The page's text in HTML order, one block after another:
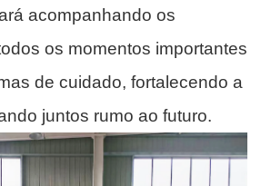
acompanhando os
os momentos importantes
de cuidado, fortalecendo a
juntos rumo ao futuro.